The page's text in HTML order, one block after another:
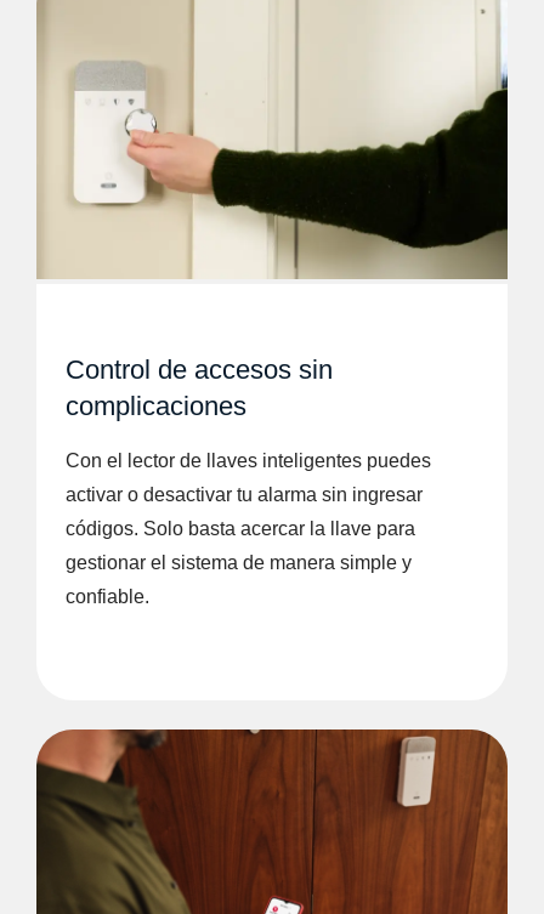
Control de accesos sin
complicaciones
Con el lector de llaves inteligentes puedes
activar o desactivar tu alarma sin ingresar
códigos. Solo basta acercar la llave para
gestionar el sistema de manera simple y
confiable.